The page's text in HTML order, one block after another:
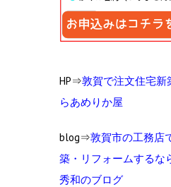
HP⇒敦賀で注文住宅新
らあめりか屋
blog⇒敦賀市の工務店
築・リフォームするな
秀和のブログ